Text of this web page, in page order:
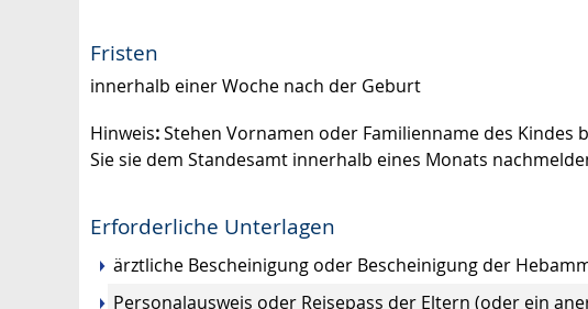
Fristen
innerhalb einer Woche nach der Geburt
Hinweis:Stehen Vornamen oder Familienname des
Sie sie dem Standesamt innerhalb eines Monats
Erforderliche Unterlagen
ärztliche Bescheinigung oder Bescheinigung der
Personalausweis oder Reisepass der Eltern (oder ein